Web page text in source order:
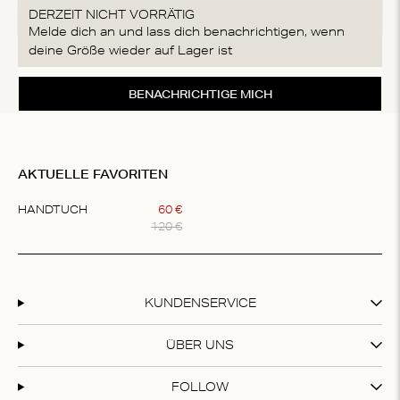
DERZEIT NICHT VORRÄTIG
Melde dich an und lass dich benachrichtigen, wenn
deine Größe wieder auf Lager ist
BENACHRICHTIGE MICH
AKTUELLE FAVORITEN
HANDTUCH 60 €
120 €
1
KUNDENSERVICE
ÜBER UNS
FOLLOW